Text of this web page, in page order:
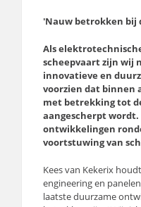
'Nauw betrokken
Als
scheepvaart zijn wij
innovatieve en
voorzien dat binnen
met betrekking tot
aangescherpt wordt.
ontwikkelingen
voortstuwing van
Kees van Kekerix
engineering en
laatste duurzame